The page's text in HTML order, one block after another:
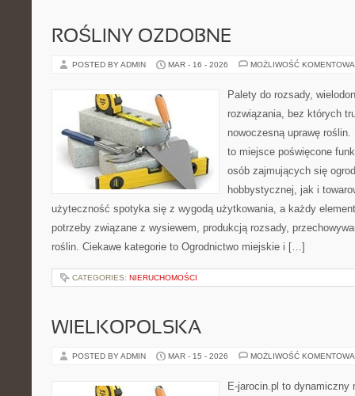
ROŚLINY OZDOBNE
POSTED BY ADMIN MAR - 16 - 2026 MOŻLIWOŚĆ
Palety do rozsady,
rozwiązania, bez których
nowoczesną uprawę
to miejsce poświęcone
osób zajmujących się
hobbystycznej, jak i
użyteczność spotyka się z wygodą użytkowania, a każdy
potrzeby związane z wysiewem, produkcją rozsady,
roślin. Ciekawe kategorie to Ogrodnictwo miejskie i […]
CATEGORIES: NIERUCHOMOŚCI
WIELKOPOLSKA
POSTED BY ADMIN MAR - 15 - 2026 MOŻLIWOŚĆ
E-jarocin.pl to dynamiczny